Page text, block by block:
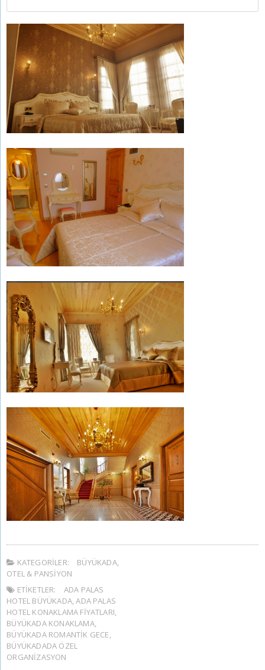
KATEGORILER: BÜYÜKADA,
OTEL & PANSIYON
ETIKETLER:
ADA PALAS
HOTEL BÜYÜKADA,ADA PALAS
HOTEL KONAKLAMA FIYATLARI,
BÜYÜKADA KONAKLAMA,
BÜYÜKADA ROMANTIK GECE,
BÜYÜKADADA ÖZEL
ORGANIZASYON